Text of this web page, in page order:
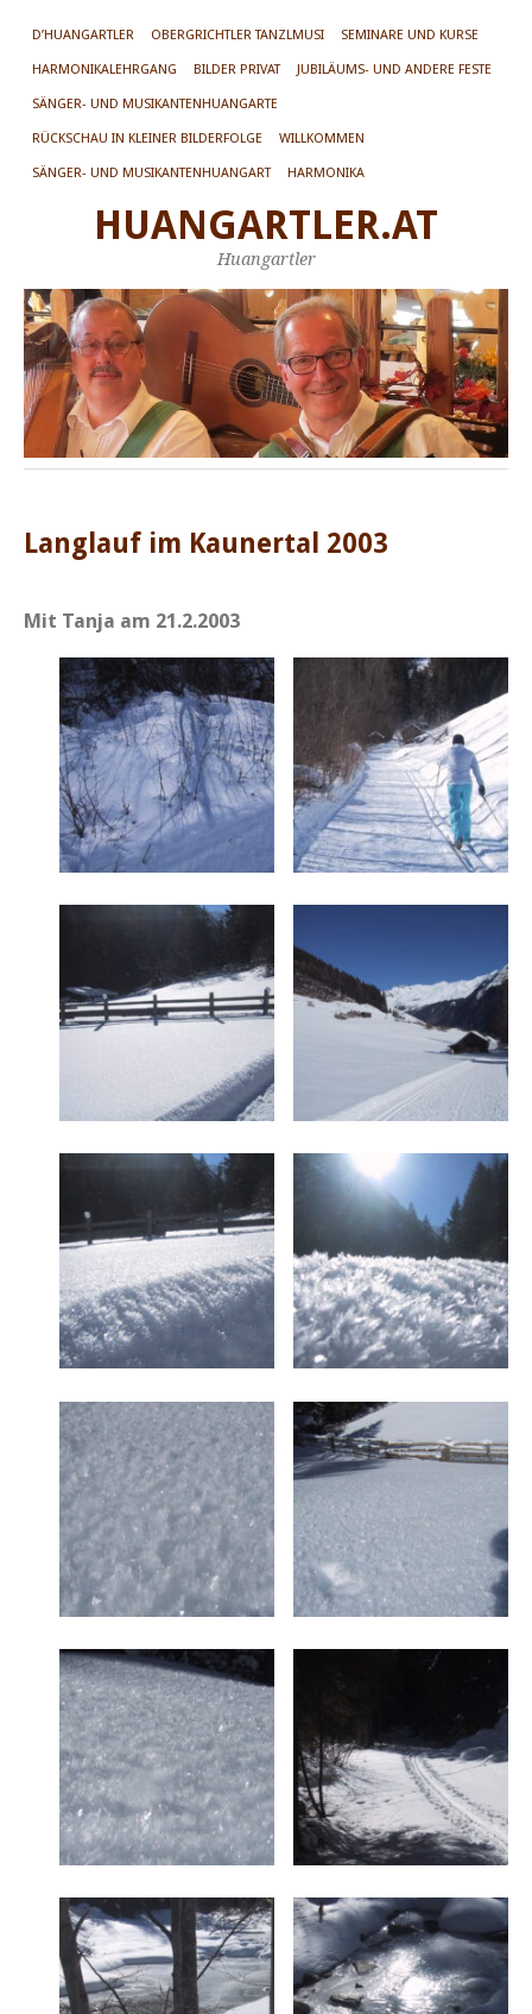
D’HUANGARTLER OBERGRICHTLER TANZLMUSI SEMINARE UND KURSE
HARMONIKALEHRGANG BILDER PRIVAT JUBILÄUMS- UND ANDERE FESTE
SÄNGER- UND MUSIKANTENHUANGARTE
RÜCKSCHAU IN KLEINER BILDERFOLGE WILLKOMMEN
SÄNGER- UND MUSIKANTENHUANGART HARMONIKA
HUANGARTLER.AT
Huangartler
Langlauf im Kaunertal 2003
Mit Tanja am 21.2.2003